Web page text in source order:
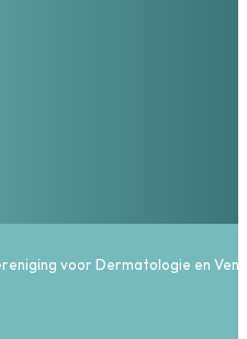
voor Dermatologie en